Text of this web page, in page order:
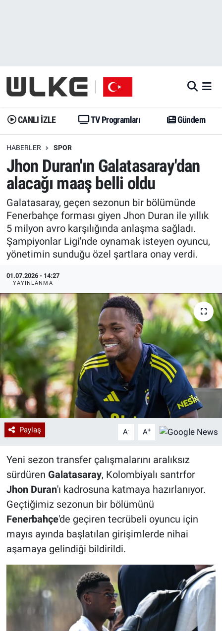
CANLI İZLE TV Programları Gündem
HABERLER SPOR
Jhon Duran'ın Galatasaray'dan
alacağı maaş belli oldu
Galatasaray, geçen sezonun bir bölümünde
Fenerbahçe forması giyen Jhon Duran ile yıllık
5 milyon avro karşılığında anlaşma sağladı.
Şampiyonlar Ligi'nde oynamak isteyen oyuncu,
yönetimin sunduğu özel şartlara onay verdi.
01.07.2026 - 14:27
YAYINLANMA
Paylaş A- A+
Yeni sezon transfer çalışmalarını aralıksız
sürdüren Galatasaray, Kolombiyalı santrfor
Jhon Duran'ı kadrosuna katmaya hazırlanıyor.
Geçtiğimiz sezonun bir bölümünü
Fenerbahçe'de geçiren tecrübeli oyuncu için
mayıs ayında başlatılan girişimlerde nihai
aşamaya gelindiği bildirildi.
Gündem
Dünya
Erişim Bilgileri
Ekonomi
Trend
Özel Haberler
Gündem
Trend
Erişim Bilgileri
Spor
Ekonomi
Dünya
Kadın
Erişim Bilgileri
Sağlık
Teknoloji
Ramazan
İstanbul Namaz Vakitleri
Trafik Durumu
Erişim Bilgileri
Tüm Manşetler
Son Dakika Haberleri
Haber Arşivi